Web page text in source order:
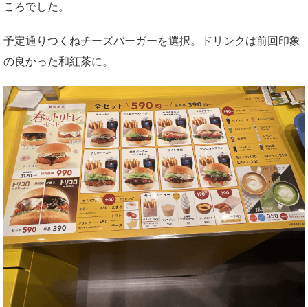
ころでした。
予定通りつくねチーズバーガーを選択。ドリンクは前回印象
の良かった和紅茶に。